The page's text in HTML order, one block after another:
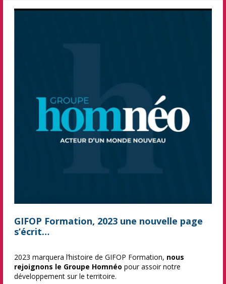
GIFOP Formation, 2023 une nouvelle page
s’écrit…
2023 marquera l’histoire de GIFOP Formation, nous
rejoignons le Groupe Homnéo pour assoir notre
développement sur le territoire.